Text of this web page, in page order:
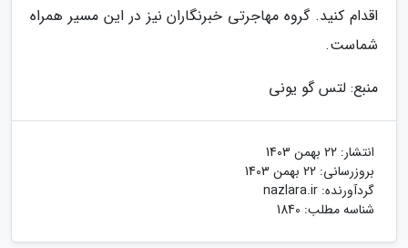
اقدام کنید. گروه مهاجرتی خبرنگاران نیز در این مسیر همراه
شماست.
منبع: لتس گو یونی
انتشار: 22 بهمن 1403
بروزرسانی: 22 بهمن 1403
گردآورنده: nazlara.ir
شناسه مطلب: 1840